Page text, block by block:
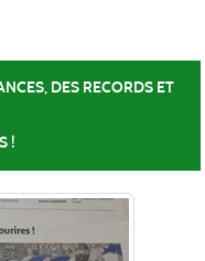
DES RECORDS ET
!